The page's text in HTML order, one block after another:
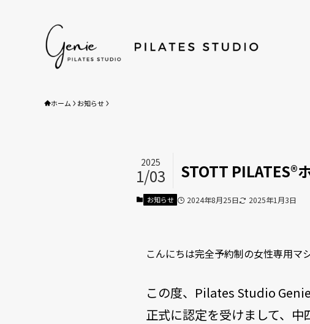
サービス／料金
Service/Price
STOTT PILATES®養成アカデミー
店舗情報/アクセス
よくある質問
FAQs
ホーム お知らせ
STOTT PILATES®
2025
1/03
お知らせ 2024年8月25日 2025年1月3日
こんにちは完全予約制の女性専用マ
この度、Pilates Studio
正式に認定を受けまして、中